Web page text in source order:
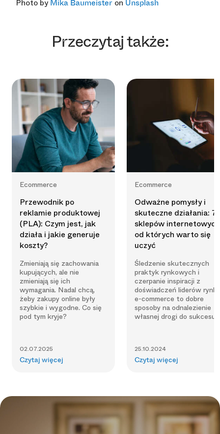
Photo by Mika Baumeister on Unsplash
Przeczytaj także:
Ecommerce
Przewodnik po
reklamie produktowej
(PLA): Czym jest, jak
działa i jakie generuje
koszty?
Zmieniają się zachowania
kupujących, ale nie
zmieniają się ich
wymagania. Nadal chcą,
żeby zakupy online były
szybkie i wygodne. Co się
pod tym kryje?
02.07.2025
Czytaj więcej
Ecommerce
Odważne pomysły i
skuteczne działania: 7
sklepów
od których warto się
uczyć
Śledzenie skutecznych
praktyk rynkowych i
czerpanie inspiracji z
doświadczeń liderów
e-commerce to dobre
sposoby na odnalezienie
własnej drogi do sukcesu.
25.10.2024
Czytaj więcej